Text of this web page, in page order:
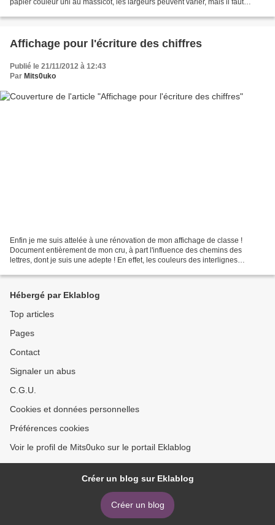
papier couleur uni au massicot, les largeurs peuvent varier, mais il faut
Affichage pour l'écriture des chiffres
Publié le 21/11/2012 à 12:43
Par Mits0uko
Enfin je me suis attelée à une rénovation de mon affichage de classe !
Document entièrement de mon cru, à part l'influence des chemins des
lettres, dont je suis une adepte ! En effet, les couleurs des interlignes
Hébergé par Eklablog
Top articles
Pages
Contact
Signaler un abus
C.G.U.
Cookies et données personnelles
Préférences cookies
Voir le profil de Mits0uko sur le portail Eklablog
Créer un blog sur Eklablog
Créer un blog